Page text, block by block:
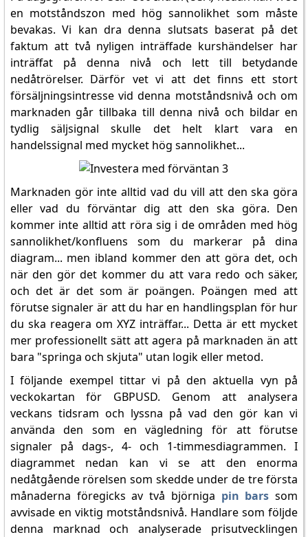
en motståndszon med hög sannolikhet som måste
bevakas. Vi kan dra denna slutsats baserat på det
faktum att två nyligen inträffade kurshändelser har
inträffat på denna nivå och lett till betydande
nedåtrörelser. Därför vet vi att det finns ett stort
försäljningsintresse vid denna motståndsnivå och om
marknaden går tillbaka till denna nivå och bildar en
tydlig säljsignal skulle det helt klart vara en
handelssignal med mycket hög sannolikhet...
Marknaden gör inte alltid vad du vill att den ska göra
eller vad du förväntar dig att den ska göra. Den
kommer inte alltid att röra sig i de områden med hög
sannolikhet/konfluens som du markerar på dina
diagram... men ibland kommer den att göra det, och
när den gör det kommer du att vara redo och säker,
och det är det som är poängen. Poängen med att
förutse signaler är att du har en handlingsplan för hur
du ska reagera om XYZ inträffar... Detta är ett mycket
mer professionellt sätt att agera på marknaden än att
bara "springa och skjuta" utan logik eller metod.
I följande exempel tittar vi på den aktuella vyn på
veckokartan för GBPUSD. Genom att analysera
veckans tidsram och lyssna på vad den gör kan vi
använda den som en vägledning för att förutse
signaler på dags-, 4- och 1-timmesdiagrammen. I
diagrammet nedan kan vi se att den enorma
nedåtgående rörelsen som skedde under de tre första
månaderna föregicks av två björniga pin bars som
avvisade en viktig motståndsnivå. Handlare som följde
denna marknad och analyserade prisutvecklingen